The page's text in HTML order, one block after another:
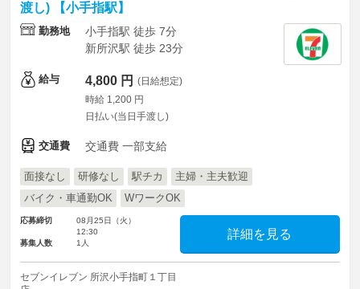
渡し) 【小手指駅】
勤務地
小手指駅 徒歩 7分
新所沢駅 徒歩 23分
給与 4,800 円 (日給想定)
時給 1,200 円
日払い(当日手渡し)
交通費 交通費 一部支給
面接なし 研修なし 駅チカ
主婦・主夫歓迎
バイク・車通勤OK
WワークOK
応募締切
08月25日（火）
12:30
募集人数
1人
詳細を見る
セブンイレブン 所沢小手指町１丁目